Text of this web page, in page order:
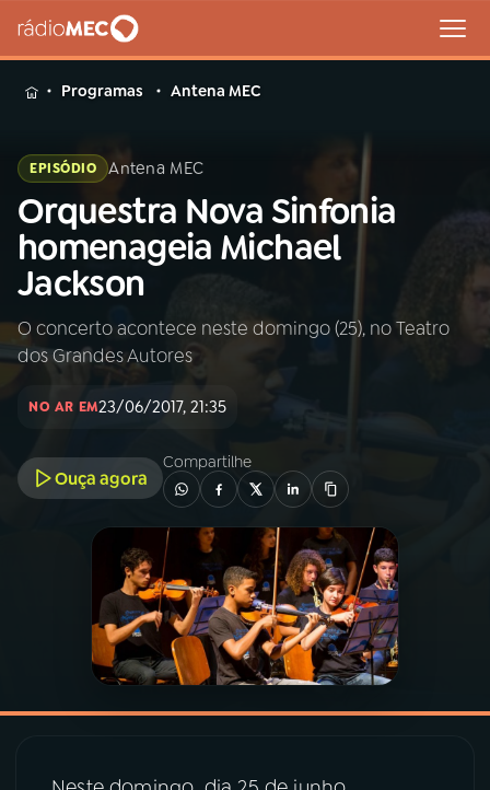
MENU
Buscar
na
Rádio
MEC
Buscar
Início AO VIVO
INÍCIO
A RÁDIO
PROGRAMAÇÃO
PROGRAMAS
PODCASTS
Programas Antena MEC
EPISÓDIO Antena MEC
Orquestra Nova Sinfonia
homenageia Michael
Jackson
O concerto acontece neste domingo (25), no Teatro
dos Grandes Autores
NO AR EM23/06/2017, 21:35
Ouça agora
Compartilhe